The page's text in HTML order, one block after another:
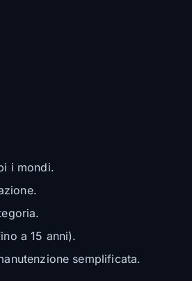
i mondi.
a 15 anni).
semplificata.